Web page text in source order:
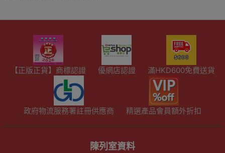
【正版正貨】商標認證 優網店認證 滿HKD600免費送貨
政府物流服務署註冊供應商 精選產品會員額外折扣
陳列室資料